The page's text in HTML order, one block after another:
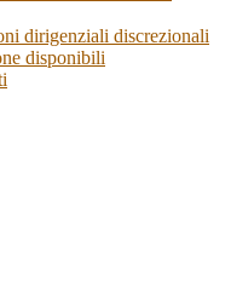
dirigenziali discrezionali
disponibili